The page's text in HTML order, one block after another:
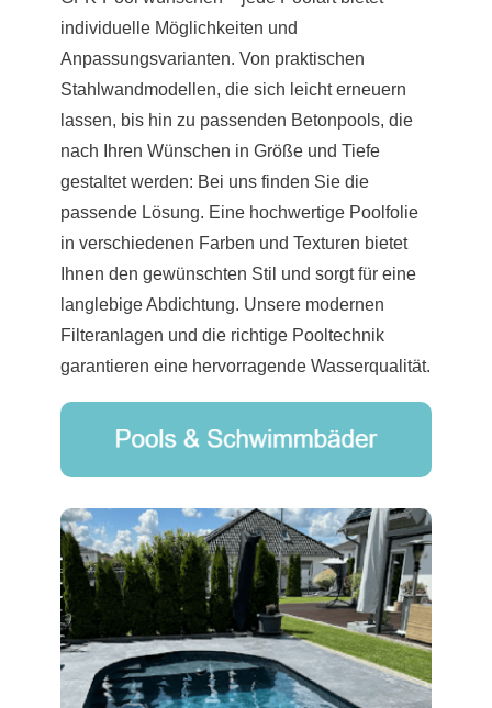
individuelle Möglichkeiten und
Anpassungsvarianten. Von praktischen
Stahlwandmodellen, die sich leicht erneuern
lassen, bis hin zu passenden Betonpools, die
nach Ihren Wünschen in Größe und Tiefe
gestaltet werden: Bei uns finden Sie die
passende Lösung. Eine hochwertige Poolfolie
in verschiedenen Farben und Texturen bietet
Ihnen den gewünschten Stil und sorgt für eine
langlebige Abdichtung. Unsere modernen
Filteranlagen und die richtige Pooltechnik
garantieren eine hervorragende Wasserqualität.